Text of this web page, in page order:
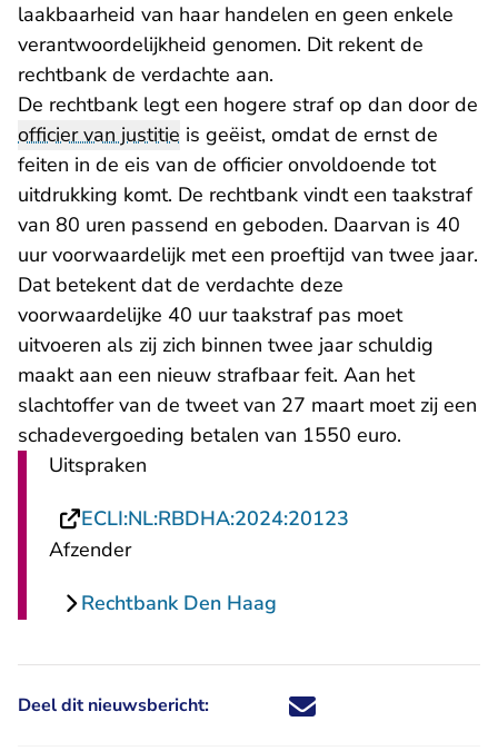
laakbaarheid van haar handelen en geen enkele
verantwoordelijkheid genomen. Dit rekent de
rechtbank de verdachte aan.
De rechtbank legt een hogere straf op dan door de
officier van justitie is geëist, omdat de ernst de
feiten in de eis van de officier onvoldoende tot
uitdrukking komt. De rechtbank vindt een taakstraf
van 80 uren passend en geboden. Daarvan is 40
uur voorwaardelijk met een proeftijd van twee jaar.
Dat betekent dat de verdachte deze
voorwaardelijke 40 uur taakstraf pas moet
uitvoeren als zij zich binnen twee jaar schuldig
maakt aan een nieuw strafbaar feit. Aan het
slachtoffer van de tweet van 27 maart moet zij een
schadevergoeding betalen van 1550 euro.
Uitspraken
ECLI:NL:RBDHA:2024:20123
Afzender
Rechtbank Den Haag
Deel dit nieuwsbericht: Deel dit nieuwsbericht via X -
Deel dit nieuwsbericht via
Deel dit nieuwsbericht
Deel dit